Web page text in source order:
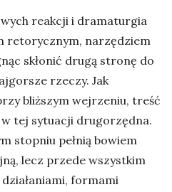
reakcji i dramaturgia
retorycznym, narzędziem
skłonić drugą stronę do
rzeczy. Jak
bliższym wejrzeniu, treść
w tej sytuacji drugorzędna.
stopniu pełnią bowiem
lecz przede wszystkim
formami